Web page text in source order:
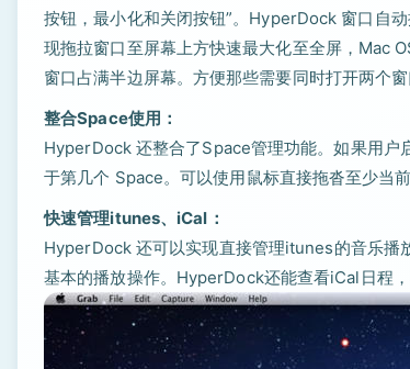
按钮，最小化和关闭按钮”。HyperDock 窗口自
现拖拉窗口至屏幕上方快速最大化至全屏，Mac
窗口占满半边屏幕。方便那些需要同时打开两个窗
整合Space使用：
HyperDock 还整合了Space管理功能。如果用户
于第几个 Space。可以使用鼠标直接拖沓至少当
快速管理itunes、iCal：
HyperDock 还可以实现直接管理itunes的音乐播
基本的播放操作。HyperDock还能查看iCal日程